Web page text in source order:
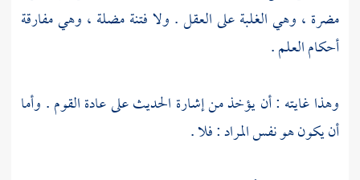
مضرة ، وهي الغلبة على العقل . ولا فتنة مضلة ، وهي مفارقة
أحكام العلم .
وهذا غايته : أن يؤخذ من إشارة الحديث على عادة القوم . وأما
أن يكون هو نفس المراد : فلا .